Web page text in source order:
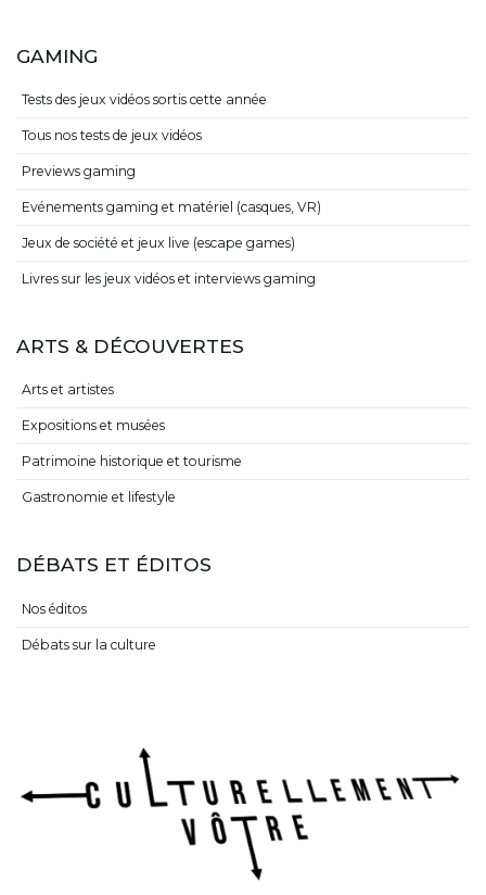
GAMING
Tests des jeux vidéos sortis cette année
Tous nos tests de jeux vidéos
Previews gaming
Evénements gaming et matériel (casques, VR)
Jeux de société et jeux live (escape games)
Livres sur les jeux vidéos et interviews gaming
ARTS & DÉCOUVERTES
Arts et artistes
Expositions et musées
Patrimoine historique et tourisme
Gastronomie et lifestyle
DÉBATS ET ÉDITOS
Nos éditos
Débats sur la culture